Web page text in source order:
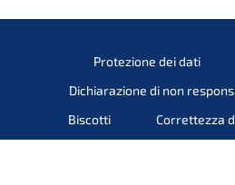
Protezione dei dati
Dichiarazione di non
Biscotti
Correttezza